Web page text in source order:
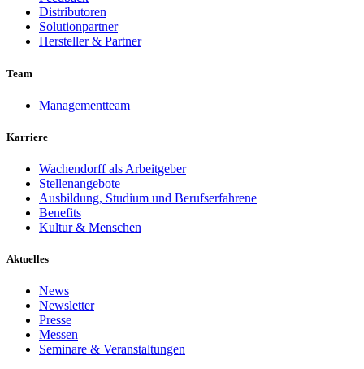
Distributoren
Solutionpartner
Hersteller & Partner
Team
Managementteam
Karriere
Wachendorff als Arbeitgeber
Stellenangebote
Ausbildung, Studium und Berufserfahrene
Benefits
Kultur & Menschen
Aktuelles
News
Newsletter
Presse
Messen
Seminare & Veranstaltungen